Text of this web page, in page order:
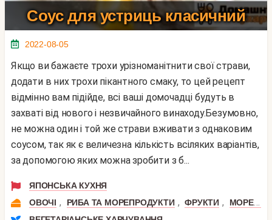
Соус для устриць класичний
2022-08-05
Якщо ви бажаєте трохи урізноманітнити свої страви,
додати в них трохи пікантного смаку, то цей рецепт
відмінно вам підійде, всі ваші домочадці будуть в
захваті від нового і незвичайного винаходу.Безумовно,
не можна один і той же страви вживати з однаковим
соусом, так як є величезна кількість всіляких варіантів,
за допомогою яких можна зробити з б...
ЯПОНСЬКА КУХНЯ
ОВОЧІ , РИБА ТА МОРЕПРОДУКТИ , ФРУКТИ ,
МОРЕПРОДУКТИ